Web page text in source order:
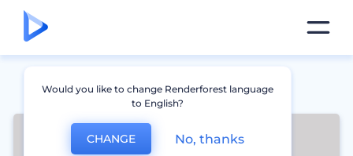
Would you like to change Renderforest language
to English?
CHANGE No, thanks